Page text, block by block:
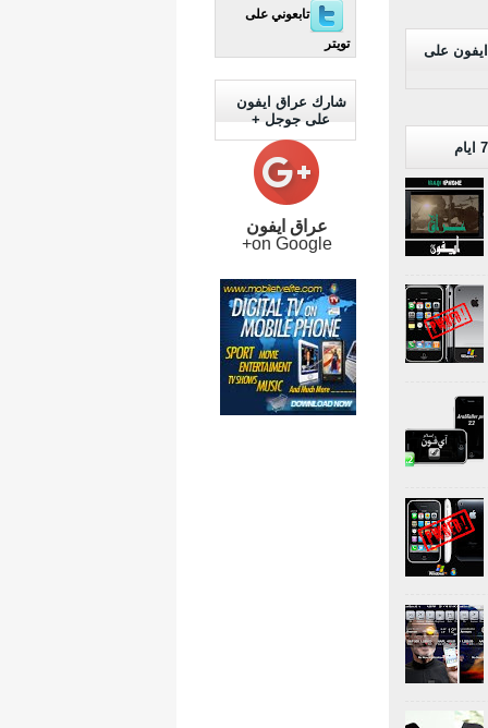
على
تابعوني على
تويتر
شارك عراق ايفون
على جوجل +
عراق ايفون
on Google+